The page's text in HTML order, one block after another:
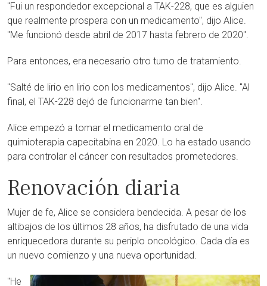
"Fui un respondedor excepcional a TAK-228, que es alguien
que realmente prospera con un medicamento", dijo Alice.
"Me funcionó desde abril de 2017 hasta febrero de 2020".
Para entonces, era necesario otro turno de tratamiento.
"Salté de lirio en lirio con los medicamentos", dijo Alice. "Al
final, el TAK-228 dejó de funcionarme tan bien".
Alice empezó a tomar el medicamento oral de
quimioterapia capecitabina en 2020. Lo ha estado usando
para controlar el cáncer con resultados prometedores.
Renovación diaria
Mujer de fe, Alice se considera bendecida. A pesar de los
altibajos de los últimos 28 años, ha disfrutado de una vida
enriquecedora durante su periplo oncológico. Cada día es
un nuevo comienzo y una nueva oportunidad.
"He